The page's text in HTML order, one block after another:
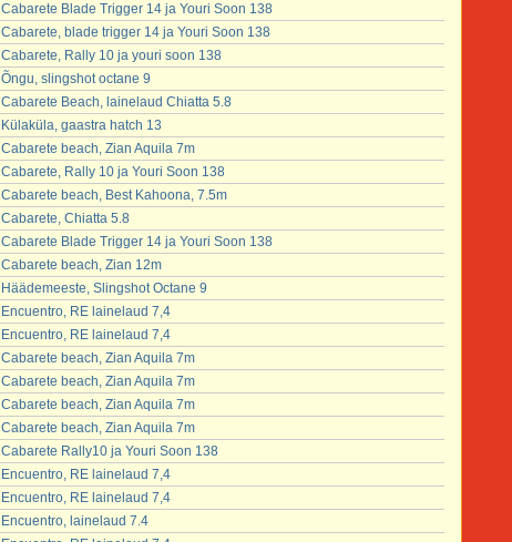
Cabarete Blade Trigger 14 ja Youri Soon 138
Cabarete, blade trigger 14 ja Youri Soon 138
Cabarete, Rally 10 ja youri soon 138
Õngu, slingshot octane 9
Cabarete Beach, lainelaud Chiatta 5.8
Külaküla, gaastra hatch 13
Cabarete beach, Zian Aquila 7m
Cabarete, Rally 10 ja Youri Soon 138
Cabarete beach, Best Kahoona, 7.5m
Cabarete, Chiatta 5.8
Cabarete Blade Trigger 14 ja Youri Soon 138
Cabarete beach, Zian 12m
Häädemeeste, Slingshot Octane 9
Encuentro, RE lainelaud 7,4
Encuentro, RE lainelaud 7,4
Cabarete beach, Zian Aquila 7m
Cabarete beach, Zian Aquila 7m
Cabarete beach, Zian Aquila 7m
Cabarete beach, Zian Aquila 7m
Cabarete Rally10 ja Youri Soon 138
Encuentro, RE lainelaud 7,4
Encuentro, RE lainelaud 7,4
Encuentro, lainelaud 7.4